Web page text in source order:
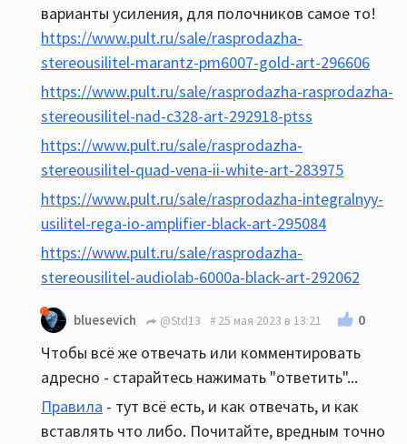
варианты усиления, для полочников самое то!
https://www.pult.ru/sale/rasprodazha-
stereousilitel-marantz-pm6007-gold-art-296606
https://www.pult.ru/sale/rasprodazha-rasprodazha-
stereousilitel-nad-c328-art-292918-ptss
https://www.pult.ru/sale/rasprodazha-
stereousilitel-quad-vena-ii-white-art-283975
https://www.pult.ru/sale/rasprodazha-integralnyy-
usilitel-rega-io-amplifier-black-art-295084
https://www.pult.ru/sale/rasprodazha-
stereousilitel-audiolab-6000a-black-art-292062
bluesevich @Std13 25 мая 2023 в 13:21 0
Чтобы всё же отвечать или комментировать
адресно - старайтесь нажимать "ответить"...
Правила - тут всё есть, и как отвечать, и как
вставлять что либо. Почитайте, вредным точно